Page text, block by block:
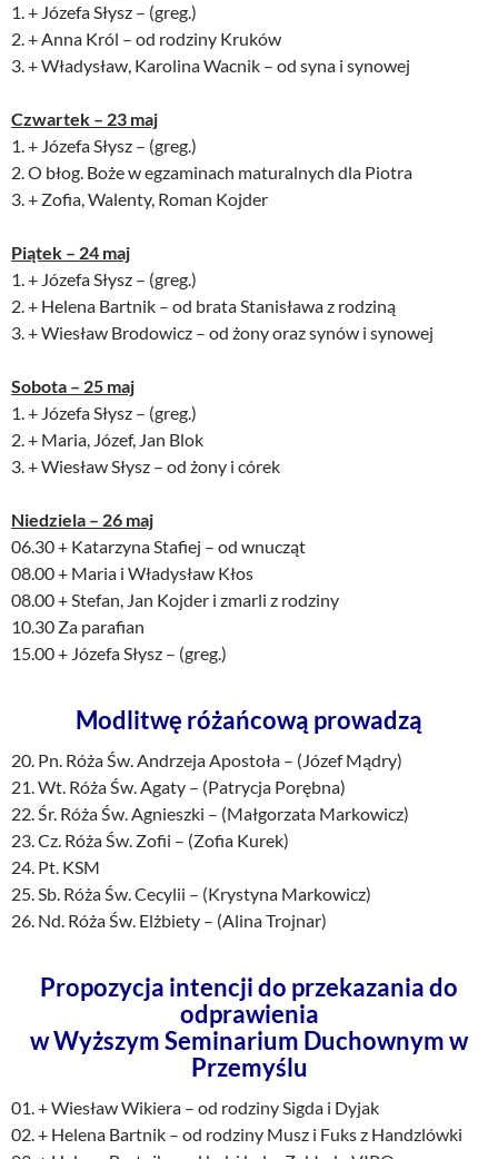
1. + Józefa Słysz – (greg.)
2. + Anna Król – od rodziny Kruków
3. + Władysław, Karolina Wacnik – od syna i synowej
Czwartek – 23 maj
1. + Józefa Słysz – (greg.)
2. O błog. Boże w egzaminach maturalnych dla Piotra
3. + Zofia, Walenty, Roman Kojder
Piątek – 24 maj
1. + Józefa Słysz – (greg.)
2. + Helena Bartnik – od brata Stanisława z rodziną
3. + Wiesław Brodowicz – od żony oraz synów i synowej
Sobota – 25 maj
1. + Józefa Słysz – (greg.)
2. + Maria, Józef, Jan Blok
3. + Wiesław Słysz – od żony i córek
Niedziela – 26 maj
06.30 + Katarzyna Stafiej – od wnucząt
08.00 + Maria i Władysław Kłos
08.00 + Stefan, Jan Kojder i zmarli z rodziny
10.30 Za parafian
15.00 + Józefa Słysz – (greg.)
Modlitwę różańcową prowadzą
20. Pn. Róża Św. Andrzeja Apostoła – (Józef Mądry)
21. Wt. Róża Św. Agaty – (Patrycja Porębna)
22. Śr. Róża Św. Agnieszki – (Małgorzata Markowicz)
23. Cz. Róża Św. Zofii – (Zofia Kurek)
24. Pt. KSM
25. Sb. Róża Św. Cecylii – (Krystyna Markowicz)
26. Nd. Róża Św. Elżbiety – (Alina Trojnar)
Propozycja intencji do przekazania do
odprawienia
w Wyższym Seminarium Duchownym w
Przemyślu
01. + Wiesław Wikiera – od rodziny Sigda i Dyjak
02. + Helena Bartnik – od rodziny Musz i Fuks z Handzlówki